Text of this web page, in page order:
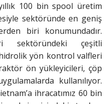
100 bin spool üretim
sektöründe en geniş
biri konumundadır.
sektöründeki çeşitli
yön kontrol valfleri
ön yükleyicileri, çöp
kullanılıyor.
ihracatımız 60 bin